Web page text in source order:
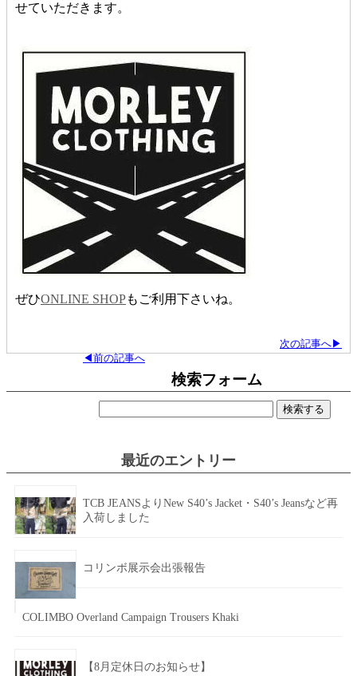
せていただきます。
ぜひONLINE SHOPもご利用下さいね。
次の記事へ▶
◀前の記事へ
検索フォーム
最近のエントリー
TCB JEANSよりNew S40’s Jacket・S40’s Jeansなど再
入荷しました
コリンボ展示会出張報告
COLIMBO Overland Campaign Trousers Khaki
【8月定休日のお知らせ】